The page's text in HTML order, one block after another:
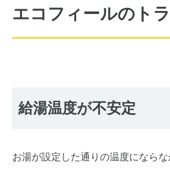
エコフィールのト
給湯温度が不安定
お湯が設定した通りの温度になら